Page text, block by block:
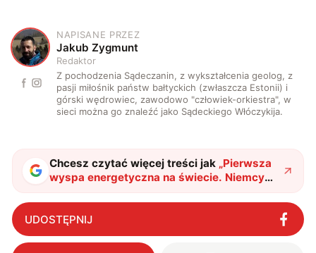
J
NAPISANE PRZEZ
Jakub Zygmunt
Redaktor
Z pochodzenia Sądeczanin, z wykształcenia geolog, z
pasji miłośnik państw bałtyckich (zwłaszcza Estonii) i
górski wędrowiec, zawodowo "człowiek-orkiestra", w
sieci można go znaleźć jako Sądeckiego Włóczykija.
Chcesz czytać więcej treści jak „Pierwsza
wyspa energetyczna na świecie. Niemcy
dołączają do duńskiej inwestycji, a
Polska?"?
UDOSTĘPNIJ